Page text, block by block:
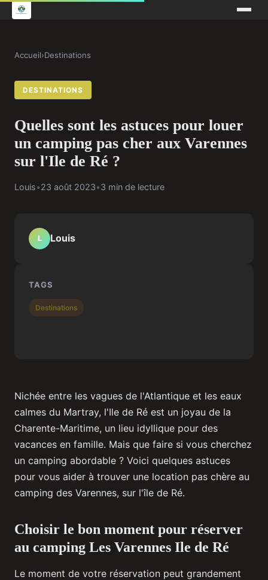
Accueil›Destinations
DESTINATIONS
Quelles sont les astuces pour louer
un camping pas cher aux Varennes
sur l'Ile de Ré ?
Louis•23 août 2023•3 min de lecture
Nichée entre les vagues de l'Atlantique et les eaux
calmes du Martray, l'Ile de Ré est un joyau de la
Charente-Maritime, un lieu idyllique pour des
vacances en famille. Mais que faire si vous cherchez
un camping abordable ? Voici quelques astuces
pour vous aider à trouver une location pas chère au
camping des Varennes, sur l'île de Ré.
Choisir le bon moment pour réserver
au camping Les Varennes Ile de Ré
Le moment de votre réservation peut grandement
L Louis
TAGS
Destinations